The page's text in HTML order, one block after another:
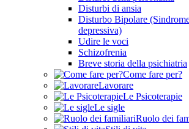
Disturbi di ansia
Disturbo Bipolare
depressiva)
Udire le voci
Schizofrenia
Breve storia della psichiatria
Come fare per?
Lavorare
Le Psicoterapie
Le sigle
Ruolo dei